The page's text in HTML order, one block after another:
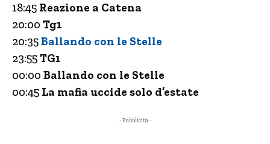
18:45 Reazione a Catena
20:00 Tg1
20:35Ballando con le Stelle
23:55TG1
00:00 Ballando con le Stelle
00:45 La mafia uccide solo d’estate
- Pubblicità -